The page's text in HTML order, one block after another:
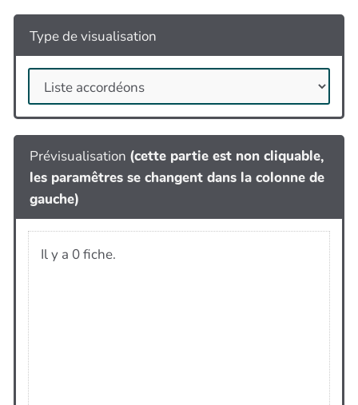
Type de visualisation
Prévisualisation (cette partie est non cliquable,
les paramêtres se changent dans la colonne de
gauche)